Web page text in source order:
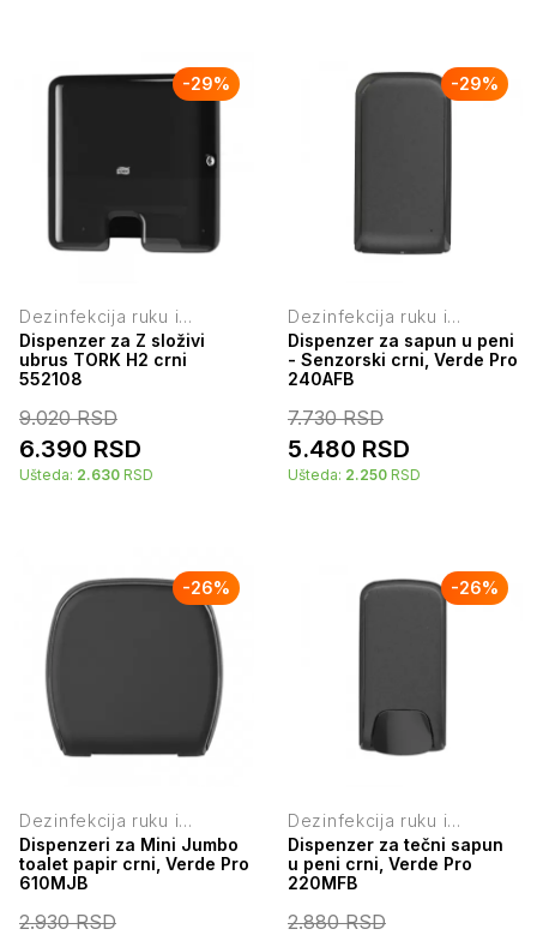
-29%
Dezinfekcija ruku i
higijenski držači
Dispenzer za Z složivi
ubrus TORK H2 crni
552108
9.020RSD
6.390 RSD
Ušteda: 2.630 RSD
-29%
Dezinfekcija ruku i
higijenski držači
Dispenzer za sapun u peni
- Senzorski crni, Verde Pro
240AFB
7.730RSD
5.480 RSD
Ušteda: 2.250 RSD
-26%
Dezinfekcija ruku i
higijenski držači
Dispenzeri za Mini Jumbo
toalet papir crni, Verde Pro
610MJB
2.930RSD
-26%
Dezinfekcija ruku i
higijenski držači
Dispenzer za tečni sapun
u peni crni, Verde Pro
220MFB
2.880RSD